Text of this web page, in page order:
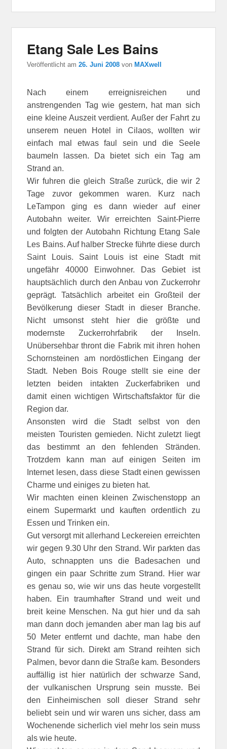
Etang Sale Les Bains
Veröffentlicht am26. Juni 2008 von MAXwell
Nach einem erreignisreichen und
anstrengenden Tag wie gestern, hat man sich
eine kleine Auszeit verdient. Außer der Fahrt zu
unserem neuen Hotel in Cilaos, wollten wir
einfach mal etwas faul sein und die Seele
baumeln lassen. Da bietet sich ein Tag am
Strand an.
Wir fuhren die gleich Straße zurück, die wir 2
Tage zuvor gekommen waren. Kurz nach
LeTampon ging es dann wieder auf einer
Autobahn weiter. Wir erreichten Saint-Pierre
und folgten der Autobahn Richtung Etang Sale
Les Bains. Auf halber Strecke führte diese durch
Saint Louis. Saint Louis ist eine Stadt mit
ungefähr 40000 Einwohner. Das Gebiet ist
hauptsächlich durch den Anbau von Zuckerrohr
geprägt. Tatsächlich arbeitet ein Großteil der
Bevölkerung dieser Stadt in dieser Branche.
Nicht umsonst steht hier die größte und
modernste Zuckerrohrfabrik der Inseln.
Unübersehbar thront die Fabrik mit ihren hohen
Schornsteinen am nordöstlichen Eingang der
Stadt. Neben Bois Rouge stellt sie eine der
letzten beiden intakten Zuckerfabriken und
damit einen wichtigen Wirtschaftsfaktor für die
Region dar.
Ansonsten wird die Stadt selbst von den
meisten Touristen gemieden. Nicht zuletzt liegt
das bestimmt an den fehlenden Stränden.
Trotzdem kann man auf einigen Seiten im
Internet lesen, dass diese Stadt einen gewissen
Charme und einiges zu bieten hat.
Wir machten einen kleinen Zwischenstopp an
einem Supermarkt und kauften ordentlich zu
Essen und Trinken ein.
Gut versorgt mit allerhand Leckereien erreichten
wir gegen 9.30 Uhr den Strand. Wir parkten das
Auto, schnappten uns die Badesachen und
gingen ein paar Schritte zum Strand. Hier war
es genau so, wie wir uns das heute vorgestellt
haben. Ein traumhafter Strand und weit und
breit keine Menschen. Na gut hier und da sah
man dann doch jemanden aber man lag bis auf
50 Meter entfernt und dachte, man habe den
Strand für sich. Direkt am Strand reihten sich
Palmen, bevor dann die Straße kam. Besonders
auffällig ist hier natürlich der schwarze Sand,
der vulkanischen Ursprung sein musste. Bei
den Einheimischen soll dieser Strand sehr
beliebt sein und wir waren uns sicher, dass am
Wochenende sicherlich viel mehr los sein muss
als wie heute.